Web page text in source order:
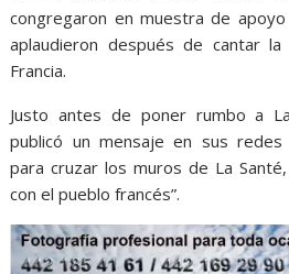
congregaron en muestra de
aplaudieron después de cantar
Francia.
Justo antes de poner rumbo a
publicó un mensaje en sus redes
para cruzar los muros de La
con el pueblo francés”.